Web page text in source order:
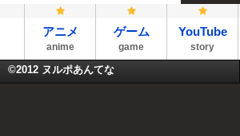
アニメ
anime
ゲーム
game
YouTube
story
©2012 ヌルポあんてな